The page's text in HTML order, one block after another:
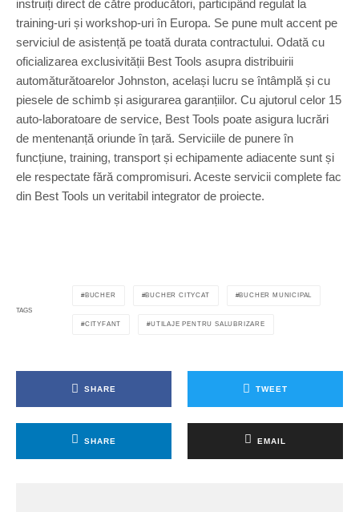
instruiți direct de către producători, participând regulat la
training-uri și workshop-uri în Europa. Se pune mult accent pe
serviciul de asistență pe toată durata contractului. Odată cu
oficializarea exclusivității Best Tools asupra distribuirii
automăturătoarelor Johnston, același lucru se întâmplă și cu
piesele de schimb și asigurarea garanțiilor. Cu ajutorul celor 15
auto-laboratoare de service, Best Tools poate asigura lucrări
de mentenanță oriunde în țară. Serviciile de punere în
funcțiune, training, transport și echipamente adiacente sunt și
ele respectate fără compromisuri. Aceste servicii complete fac
din Best Tools un veritabil integrator de proiecte.
TAGS
BUCHER BUCHER CITYCAT BUCHER MUNICIPAL
CITYFANT UTILAJE PENTRU SALUBRIZARE
SHARE TWEET
SHARE EMAIL